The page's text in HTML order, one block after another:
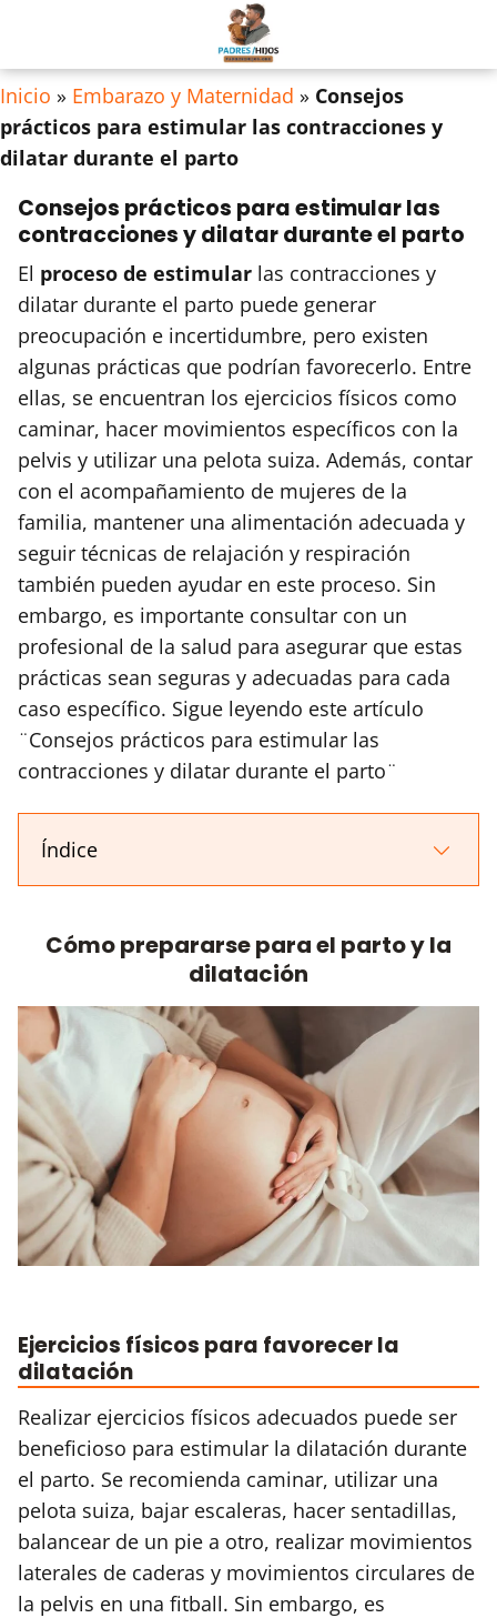
Inicio » Embarazo y Maternidad » Consejos
prácticos para estimular las contracciones y
dilatar durante el parto
Consejos prácticos para estimular las
contracciones y dilatar durante el parto
El proceso de estimular las contracciones y
dilatar durante el parto puede generar
preocupación e incertidumbre, pero existen
algunas prácticas que podrían favorecerlo. Entre
ellas, se encuentran los ejercicios físicos como
caminar, hacer movimientos específicos con la
pelvis y utilizar una pelota suiza. Además, contar
con el acompañamiento de mujeres de la
familia, mantener una alimentación adecuada y
seguir técnicas de relajación y respiración
también pueden ayudar en este proceso. Sin
embargo, es importante consultar con un
profesional de la salud para asegurar que estas
prácticas sean seguras y adecuadas para cada
caso específico. Sigue leyendo este artículo
¨Consejos prácticos para estimular las
contracciones y dilatar durante el parto¨
Índice
Cómo prepararse para el parto y la
dilatación
Ejercicios físicos para favorecer la
dilatación
Realizar ejercicios físicos adecuados puede ser
beneficioso para estimular la dilatación durante
el parto. Se recomienda caminar, utilizar una
pelota suiza, bajar escaleras, hacer sentadillas,
balancear de un pie a otro, realizar movimientos
laterales de caderas y movimientos circulares de
la pelvis en una fitball. Sin embargo, es